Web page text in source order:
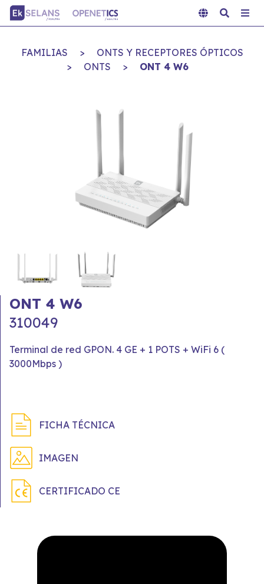
FAMILIAS >
ONTS Y RECEPTORES ÓPTICOS
>
ONTS > ONT 4 W6
ONT 4 W6
310049
Terminal de red GPON. 4 GE + 1 POTS + WiFi 6 (
3000Mbps )
FICHA TÉCNICA
IMAGEN
CERTIFICADO CE